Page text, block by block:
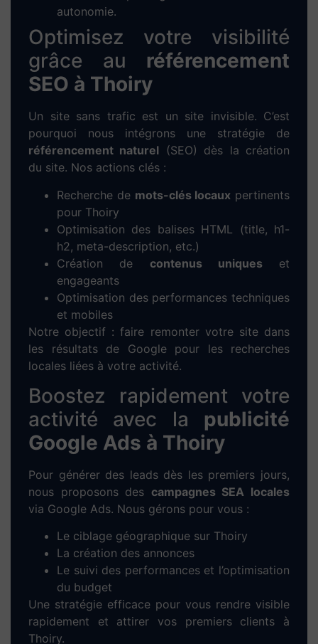
Chez Dieup’art, nous mettons notre expertise en
WordPress et Elementorau service des
entrepreneurs, artisans, commerçants et
indépendants de Thoiry. Notre objectif : créer
dessites web performants, modernes et bien
locale.
Nous réalisons dessites vitrinesprofessionnels,
dessites e-commerceprêts à vendre, ainsi que
métiers du service et du tourisme. Chaque
projet est pensé pour une expérience utilisateur
optimale, une navigation fluide et un design
personnalisé à l’image de votre entreprise.
Notre méthode pour créer votre
site web à Thoiry
1. Prise de contact :Entretien à distance
ou directement àThoirypour cerner vos
besoins et vos objectifs.
marché local, analyse de vos concurrents
et proposition d’une stratégie digitale
adaptée.
3. Maquette sur-mesure :Conception
d’un prototype graphique fidèle à votre
image et à votre secteur d’activité à
Thoiry .
4. Développement WordPress :
Intégration de votre contenu,
développement technique et configuration
responsive pour mobile/tablette.
5. Tests & mise en ligne :
optimisation des performances et
publication du site.
6. Formation & accompagnement :